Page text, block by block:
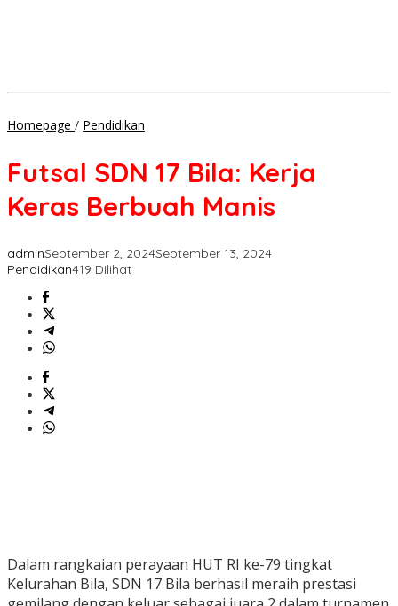
Homepage / Pendidikan
Bila:
Keras
Futsal SDN 17 Bila: Kerja
Keras Berbuah Manis
adminSeptember 2, 2024September 13, 2024
Pendidikan419 Dilihat
Dalam rangkaian perayaan HUT RI ke-79 tingkat
Kelurahan Bila, SDN 17 Bila berhasil meraih prestasi